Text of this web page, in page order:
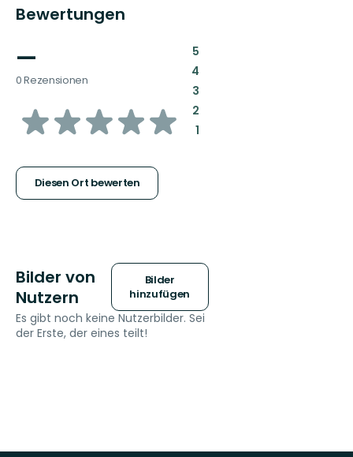
Bewertungen
—
0 Rezensionen
von
Sternen
Diesen Ort bewerten
5:
4:
3:
2:
1:
Bilder von
Nutzern
Bilder
hinzufügen
Es gibt noch keine Nutzerbilder. Sei
der Erste, der eines teilt!